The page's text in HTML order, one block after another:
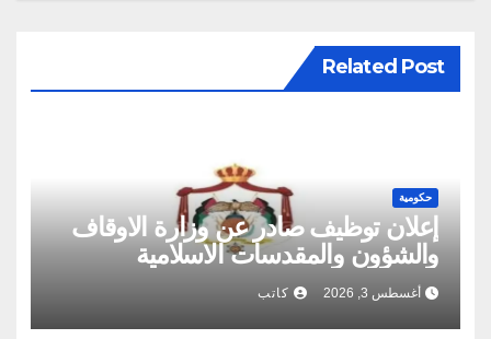
Related Post
حكومية
إعلان توظيف صادر عن وزارة الاوقاف
والشؤون والمقدسات الاسلامية
أغسطس 3, 2026 كاتب